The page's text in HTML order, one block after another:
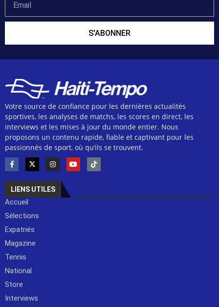
S'ABONNER
Votre source de confiance pour les dernières actualités
sportives, les analyses de matchs, les scores en direct, les
interviews et les mises à jour du monde entier. Nous
proposons un contenu rapide, fiable et captivant pour les
passionnés de sport, où qu’ils se trouvent.
LIENS UTILES
Accueil
Sélections
Expatriés
Magazine
Tennis
National
Store
Interviews